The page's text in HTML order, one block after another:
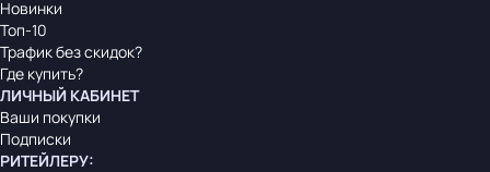
Новинки
Топ-10
Трафик без скидок?
Где купить?
ЛИЧНЫЙ КАБИНЕТ
Ваши покупки
Подписки
РИТЕЙЛЕРУ: